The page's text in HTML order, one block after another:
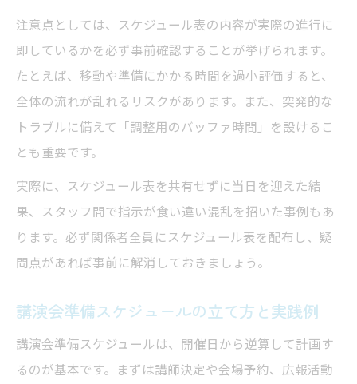
注意点としては、スケジュール表の内容が実際の進行に
即しているかを必ず事前確認することが挙げられます。
たとえば、移動や準備にかかる時間を過小評価すると、
全体の流れが乱れるリスクがあります。また、突発的な
トラブルに備えて「調整用のバッファ時間」を設けるこ
とも重要です。
実際に、スケジュール表を共有せずに当日を迎えた結
果、スタッフ間で指示が食い違い混乱を招いた事例もあ
ります。必ず関係者全員にスケジュール表を配布し、疑
問点があれば事前に解消しておきましょう。
講演会準備スケジュールの立て方と実践例
講演会準備スケジュールは、開催日から逆算して計画す
るのが基本です。まずは講師決定や会場予約、広報活動